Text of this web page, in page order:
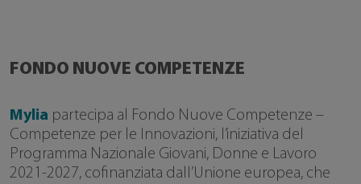
FONDO NUOVE COMPETENZE
Mylia partecipa al Fondo Nuove Competenze –
Competenze per le Innovazioni, l’iniziativa del
Programma Nazionale Giovani, Donne e Lavoro
2021-2027, cofinanziata dall’Unione europea, che